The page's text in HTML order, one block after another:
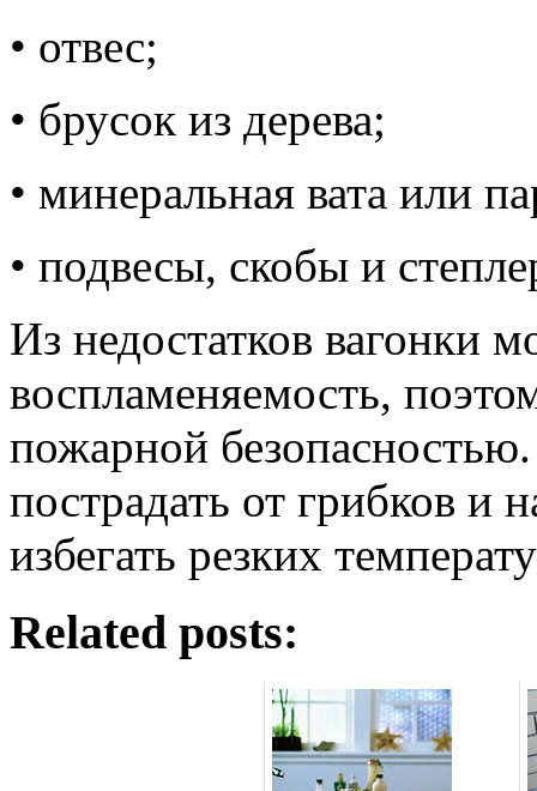
• отвес;
• брусок из дерева;
• минеральная вата или
• подвесы, скобы и
Из недостатков вагонки
воспламеняемость,
пожарной
пострадать от грибков и
избегать резких
Related posts: